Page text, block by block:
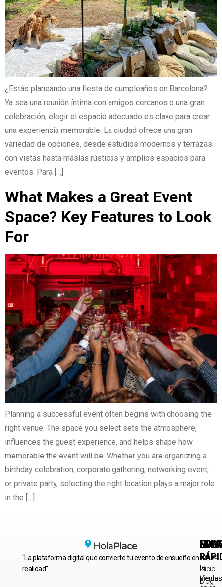
¿Estás planeando una fiesta de cumpleaños en Barcelona?
Ya sea una reunión íntima con amigos cercanos o una gran
celebración, elegir el espacio adecuado es clave para crear
una experiencia memorable. La ciudad ofrece una gran
variedad de opciones, desde estudios modernos y terrazas
con vistas hasta masías rústicas y amplios espacios para
eventos. Para […]
What Makes a Great Event
Space? Key Features to Look
For
Planning a successful event often begins with choosing the
right venue. The space you select sets the atmosphere,
influences the guest experience, and helps shape how
memorable the event will be. Whether you are organizing a
birthday celebration, corporate gathering, networking event,
or private party, selecting the right location plays a major role
in the […]
“La plataforma digital que convierte tu evento de ensueño en
realidad”
Lunes
–
Viernes
Inicio
Blog
No
te
pierdas